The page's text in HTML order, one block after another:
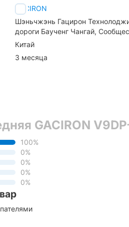
GACIRON
Шэньчжэнь Гацирон
дороги Баученг Чангай,
Китай
3 месяца
GACIRON
100%
0%
0%
0%
0%